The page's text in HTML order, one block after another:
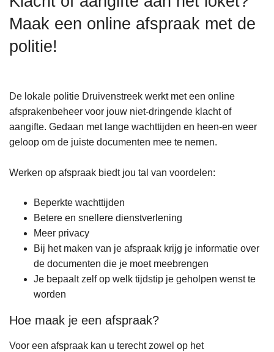
Maak een online afspraak met de
politie!
De lokale politie Druivenstreek werkt met een online
afsprakenbeheer voor jouw niet-dringende klacht of
aangifte. Gedaan met lange wachttijden en heen-en weer
geloop om de juiste documenten mee te nemen.
Werken op afspraak biedt jou tal van voordelen:
Beperkte wachttijden
Betere en snellere dienstverlening
Meer privacy
Bij het maken van je afspraak krijg je informatie over
de documenten die je moet meebrengen
Je bepaalt zelf op welk tijdstip je geholpen wenst te
worden
Hoe maak je een afspraak?
Voor een afspraak kan u terecht zowel op het